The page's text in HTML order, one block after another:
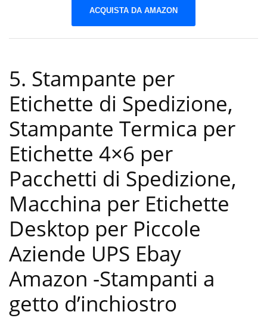
ACQUISTA DA AMAZON
5. Stampante per
Etichette di Spedizione,
Stampante Termica per
Etichette 4×6 per
Pacchetti di Spedizione,
Macchina per Etichette
Desktop per Piccole
Aziende UPS Ebay
Amazon -Stampanti a
getto d’inchiostro